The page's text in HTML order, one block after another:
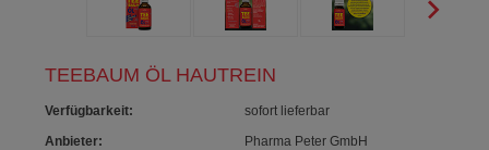
TEEBAUM ÖL HAUTREIN
Verfügbarkeit:
sofort lieferbar
Anbieter:
Pharma Peter GmbH